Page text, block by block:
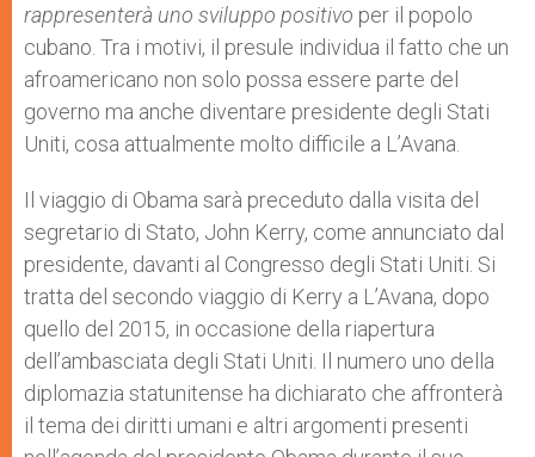
rappresenterà uno sviluppo positivo per il popolo
cubano. Tra i motivi, il presule individua il fatto che un
afroamericano non solo possa essere parte del
governo ma anche diventare presidente degli Stati
Uniti, cosa attualmente molto difficile a L’Avana.
Il viaggio di Obama sarà preceduto dalla visita del
segretario di Stato, John Kerry, come annunciato dal
presidente, davanti al Congresso degli Stati Uniti. Si
tratta del secondo viaggio di Kerry a L’Avana, dopo
quello del 2015, in occasione della riapertura
dell’ambasciata degli Stati Uniti. Il numero uno della
diplomazia statunitense ha dichiarato che affronterà
il tema dei diritti umani e altri argomenti presenti